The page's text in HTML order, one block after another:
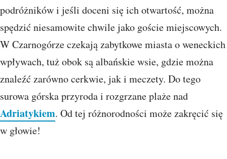
podróżników i jeśli doceni się ich otwartość, można
spędzić niesamowite chwile jako goście miejscowych.
W Czarnogórze czekają zabytkowe miasta o weneckich
wpływach, tuż obok są albańskie wsie, gdzie można
znaleźć zarówno cerkwie, jak i meczety. Do tego
surowa górska przyroda i rozgrzane plaże nad
Adriatykiem. Od tej różnorodności może zakręcić się
w głowie!